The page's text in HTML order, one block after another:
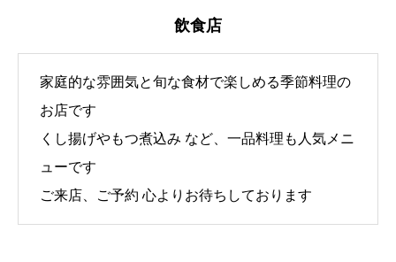
飲食店
家庭的な雰囲気と旬な食材で楽しめる季節料理の
お店です
くし揚げやもつ煮込み など、一品料理も人気メニ
ューです
ご来店、ご予約 心よりお待ちしております